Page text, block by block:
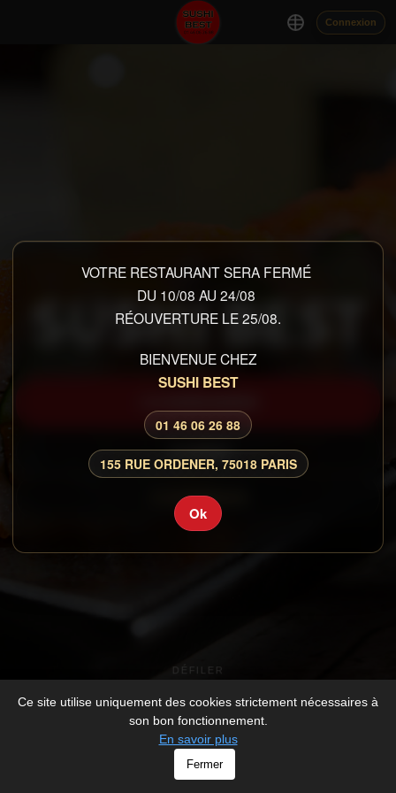
VOTRE RESTAURANT SERA FERMÉ
DU 10/08 AU 24/08
RÉOUVERTURE LE 25/08.
BIENVENUE CHEZ
SUSHI BEST
01 46 06 26 88
155 RUE ORDENER, 75018 PARIS
Ok
Connexion
SUSHI BEST
CARTE
CONNEXION
DÉFILER
Ce site utilise uniquement des cookies strictement nécessaires à
son bon fonctionnement.
En savoir plus
Fermer
© SUSHI BEST - All rights Reserved -